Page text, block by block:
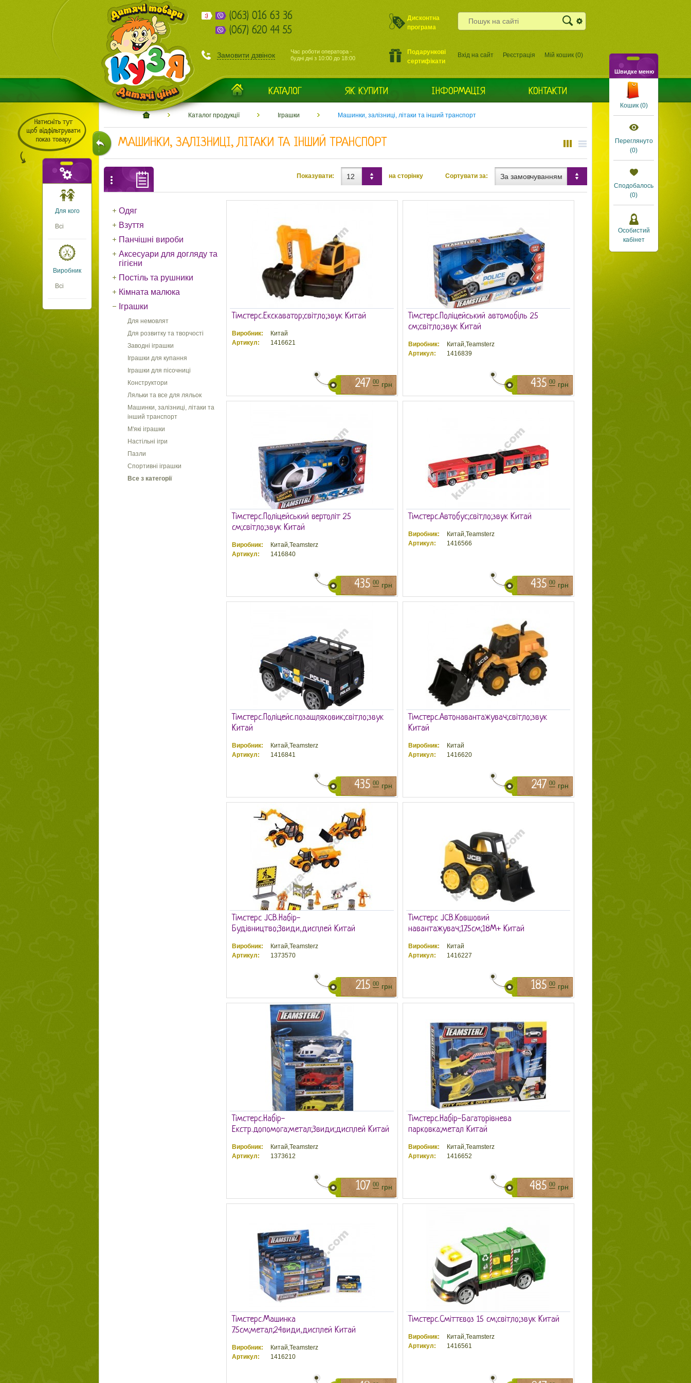
(063) 016 63 36
(067) 620 44 55
Дисконтна
програма
Замовити дзвінок
Час роботи оператора -
будні дні з 10:00 до 18:00
Подарункові
сертифікати
Вхід на сайт Реєстрація Мій кошик (0)
КАТАЛОГ ЯК КУПИТИ ІНФОРМАЦІЯ КОНТАКТИ
Швидке меню
Кошик (0)
Переглянуто
(0)
Сподобалось
(0)
Особистий
кабінет
Каталог продукції Іграшки Машинки, залізниці, літаки та інший транспорт
МАШИНКИ, ЗАЛІЗНИЦІ, ЛІТАКИ ТА ІНШИЙ ТРАНСПОРТ
Показувати: 12 на сторінку Сортувати за: За замовчуванням
Для кого
Всі
Виробник
Всі
Одяг
Взуття
Панчішні вироби
Аксесуари для догляду та
гігієни
Постіль та рушники
Кімната малюка
Іграшки
Для немовлят
Для розвитку та творчості
Заводні іграшки
Іграшки для купання
Іграшки для пісочниці
Конструктори
Ляльки та все для ляльок
Машинки, залізниці, літаки та
інший транспорт
М'які іграшки
Настільні ігри
Пазли
Спортивні іграшки
Все з категорії
Тімстерс.Екскаватор;світло;звук Китай
Виробник:
Китай
Артикул:
1416621
247 00 грн
Тімстерс.Поліцейський автомобіль 25
см;світло;звук Китай
Виробник:
Китай,Teamsterz
Артикул:
1416839
435 00 грн
Тімстерс.Поліцейський вертоліт 25
см;світло;звук Китай
Виробник:
Китай,Teamsterz
Артикул:
1416840
435 00 грн
Тімстерс.Автобус;світло;звук Китай
Виробник:
Китай,Teamsterz
Артикул:
1416566
435 00 грн
Тімстерс.Поліцейс.позашляховик;світло;звук
Китай
Виробник:
Китай,Teamsterz
Артикул:
1416841
435 00 грн
Тімстерс.Автонавантажувач;світло;звук
Китай
Виробник:
Китай
Артикул:
1416620
247 00 грн
Тімстерс JCB.Набір-
Будівництво;3види,дисплей Китай
Виробник:
Китай,Teamsterz
Артикул:
1373570
215 00 грн
Тімстерс JCB.Ковшовий
навантажувач;17.5см;18М+ Китай
Виробник:
Китай
Артикул:
1416227
185 00 грн
Тімстерс.Набір-
Екстр.допомога;метал;3види;дисплей Китай
Виробник:
Китай,Teamsterz
Артикул:
1373612
107 00 грн
Тімстерс.Набір-Багаторівнева
парковка;метал Китай
Виробник:
Китай,Teamsterz
Артикул:
1416652
485 00 грн
Тімстерс.Машинка
7.5см;метал;24види,дисплей Китай
Виробник:
Китай,Teamsterz
Артикул:
1416210
Тімстерс.Сміттєвоз 15 см;світло;звук Китай
Виробник:
Китай,Teamsterz
Артикул:
1416561